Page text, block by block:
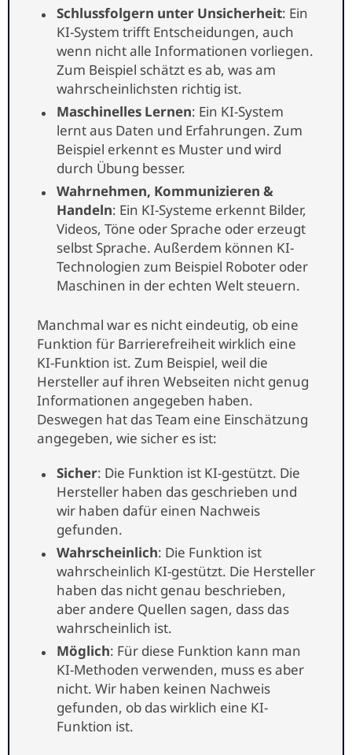
Schlussfolgern unter Unsicherheit: Ein
KI-System trifft Entscheidungen, auch
wenn nicht alle Informationen vorliegen.
Zum Beispiel schätzt es ab, was am
wahrscheinlichsten richtig ist.
Maschinelles Lernen: Ein KI-System
lernt aus Daten und Erfahrungen. Zum
Beispiel erkennt es Muster und wird
durch Übung besser.
Wahrnehmen, Kommunizieren &
Handeln: Ein KI-Systeme erkennt Bilder,
Videos, Töne oder Sprache oder erzeugt
selbst Sprache. Außerdem können KI-
Technologien zum Beispiel Roboter oder
Maschinen in der echten Welt steuern.
Manchmal war es nicht eindeutig, ob eine
Funktion für Barrierefreiheit wirklich eine
KI-Funktion ist. Zum Beispiel, weil die
Hersteller auf ihren Webseiten nicht genug
Informationen angegeben haben.
Deswegen hat das Team eine Einschätzung
angegeben, wie sicher es ist:
Sicher: Die Funktion ist KI-gestützt. Die
Hersteller haben das geschrieben und
wir haben dafür einen Nachweis
gefunden.
Wahrscheinlich: Die Funktion ist
wahrscheinlich KI-gestützt. Die Hersteller
haben das nicht genau beschrieben,
aber andere Quellen sagen, dass das
wahrscheinlich ist.
Möglich: Für diese Funktion kann man
KI-Methoden verwenden, muss es aber
nicht. Wir haben keinen Nachweis
gefunden, ob das wirklich eine KI-
Funktion ist.